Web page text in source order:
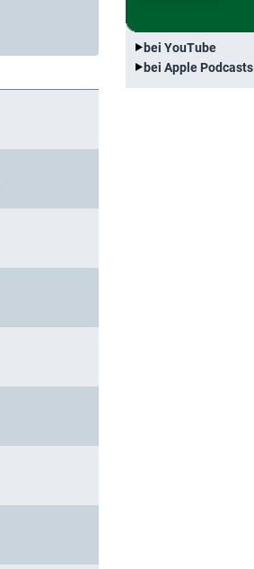
bei YouTube
bei Apple Podcasts